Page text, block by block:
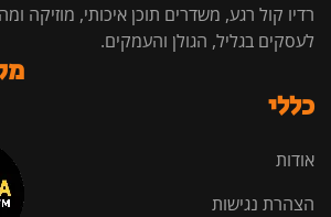
רדיו קול רגע, משדרים תוכן איכותי, מוזיקה
לעסקים בגליל, הגולן והעמקים.
כללי
אודות
הצהרת נגישות